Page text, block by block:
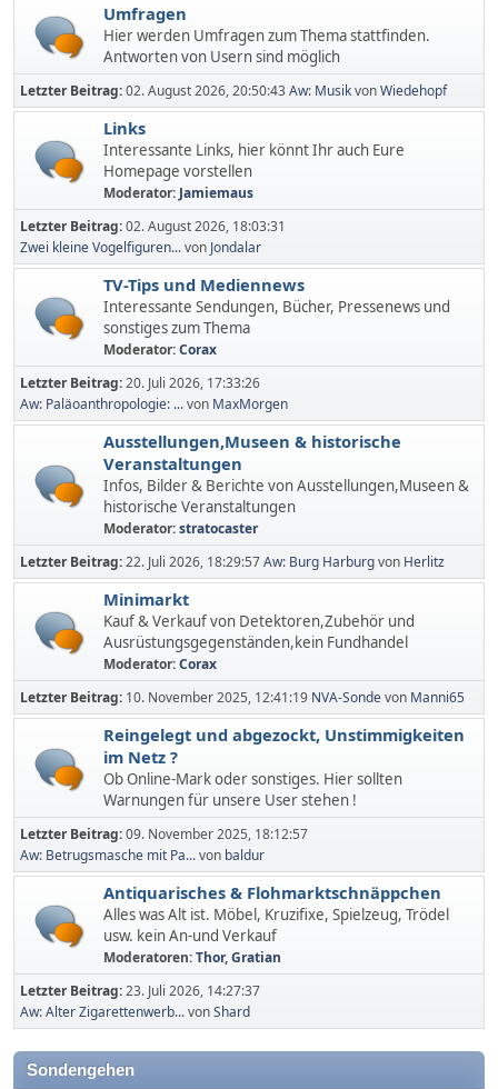
Umfragen
Hier werden Umfragen zum Thema stattfinden.
Antworten von Usern sind möglich
Letzter Beitrag:02. August 2026, 20:50:43Aw: MusikvonWiedehopf
Links
Interessante Links, hier könnt Ihr auch Eure
Homepage vorstellen
Moderator: Jamiemaus
Letzter Beitrag:02. August 2026, 18:03:31
Zwei kleine Vogelfiguren...von Jondalar
TV-Tips und Mediennews
Interessante Sendungen, Bücher, Pressenews und
sonstiges zum Thema
Moderator:Corax
Letzter Beitrag:20. Juli 2026, 17:33:26
Aw: Paläoanthropologie: ...von MaxMorgen
Ausstellungen,Museen & historische
Veranstaltungen
Infos, Bilder & Berichte von Ausstellungen,Museen &
historische Veranstaltungen
Moderator:stratocaster
Letzter Beitrag:22. Juli 2026, 18:29:57Aw: Burg Harburgvon Herlitz
Minimarkt
Kauf & Verkauf von Detektoren,Zubehör und
Ausrüstungsgegenständen,kein Fundhandel
Moderator:Corax
Letzter Beitrag: 10. November 2025, 12:41:19 NVA-Sondevon Manni65
Reingelegt und abgezockt, Unstimmigkeiten
im Netz ?
Ob Online-Mark oder sonstiges. Hier sollten
Warnungen für unsere User stehen !
Letzter Beitrag:09. November 2025, 18:12:57
Aw: Betrugsmasche mit Pa...von baldur
Antiquarisches & Flohmarktschnäppchen
Alles was Alt ist. Möbel, Kruzifixe, Spielzeug, Trödel
usw. kein An-und Verkauf
Moderatoren:Thor,Gratian
Letzter Beitrag:23. Juli 2026, 14:27:37
Aw: Alter Zigarettenwerb...vonShard
Sondengehen